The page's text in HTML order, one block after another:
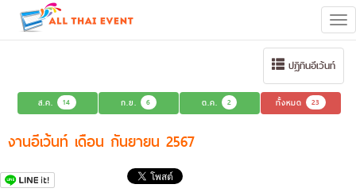
ปฏิทินอีเว้นท์
ส.ค. 14 ก.ย. 6 ต.ค. 2 ทั้งหมด 23
งานอีเว้นท์ เดือน กันยายน 2567